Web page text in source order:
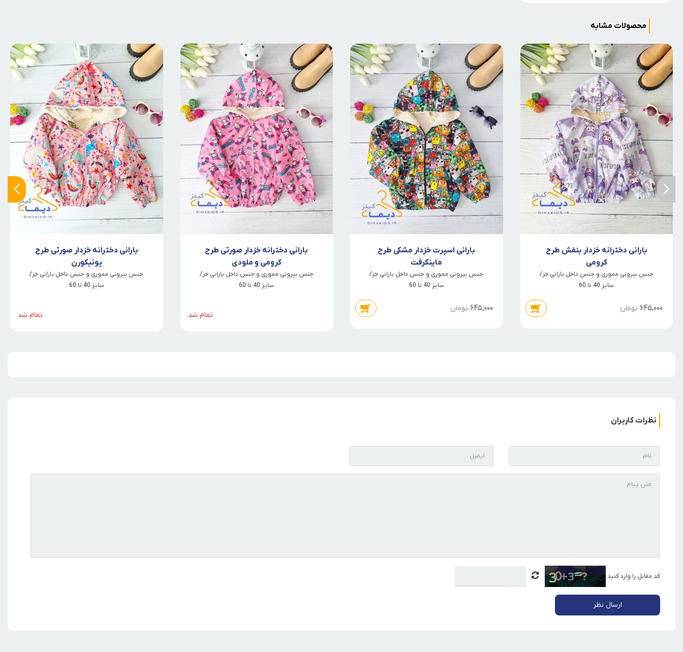
محصولات مشابه
بارانی دخترانه خزدار بنفش طرح
کرومی
جنس بیرونی مموری و جنس داخل بارانی خز/
سایز 40 تا 60
645,000 تومان
بارانی اسپرت خزدار مشکی طرح
ماینکرفت
جنس بیرونی مموری و جنس داخل بارانی خز/
سایز 40 تا 60
645,000 تومان
بارانی دخترانه خزدار صورتی طرح
کرومی و ملودی
جنس بیرونی مموری و جنس داخل بارانی خز/
سایز 40 تا 60
تمام شد
بارانی دخترانه خزدار صورتی طرح
یونیکورن
جنس بیرونی مموری و جنس داخل بارانی خز/
سایز 40 تا 60
تمام شد
نظرات کاربران
کد مقابل را وارد کنید
ارسال نظر